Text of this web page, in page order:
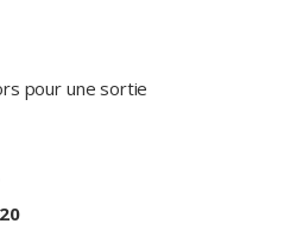
pour une sortie